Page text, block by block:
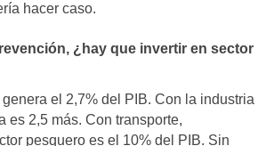
hacer caso.
¿hay que invertir en sector
el 2,7% del PIB. Con la industria
es 2,5 más. Con transporte,
pesquero es el 10% del PIB. Sin